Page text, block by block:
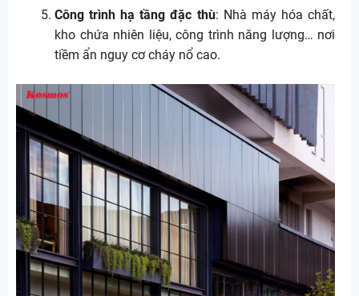
Công trình hạ tầng đặc thù: Nhà máy hóa chất,
kho chứa nhiên liệu, công trình năng lượng… nơi
tiềm ẩn nguy cơ cháy nổ cao.